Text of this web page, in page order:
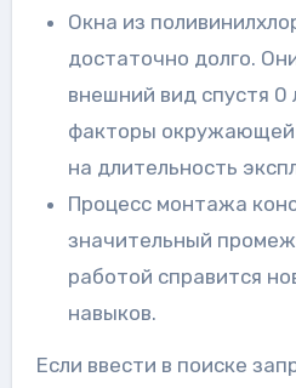
Окна из
достаточно долго.
внешний вид спустя 0
факторы
на длительность
Процесс монтажа
значительный
работой справится
навыков.
Если ввести в поиске